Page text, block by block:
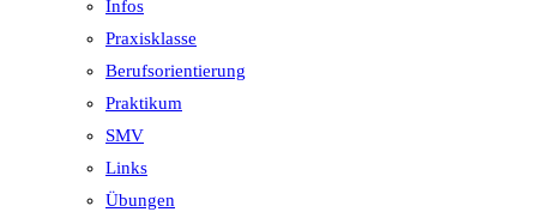
Infos
Praxisklasse
Berufsorientierung
Praktikum
SMV
Links
Übungen